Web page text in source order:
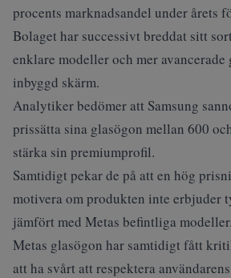
procents marknadsandel under årets
Bolaget har successivt breddat sitt
enklare modeller och mer avancerade
inbyggd skärm.
Analytiker bedömer att Samsung
prissätta sina glasögon mellan 600
stärka sin premiumprofil.
Samtidigt pekar de på att en hög
motivera om produkten inte erbjuder
jämfört med Metas befintliga modeller.
Metas glasögon har samtidigt fått
att ha svårt att respektera